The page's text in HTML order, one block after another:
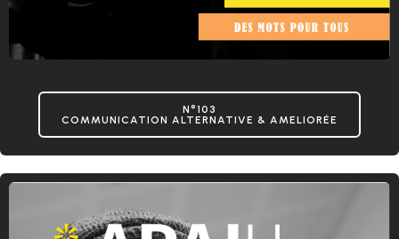
N°103
COMMUNICATION ALTERNATIVE & AMELIORÉE